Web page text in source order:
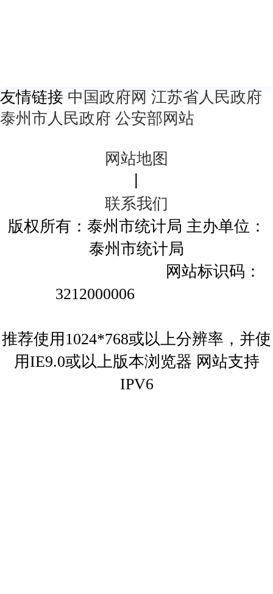
友情链接 中国政府网 江苏省人民政府
泰州市人民政府 公安部网站
网站地图
联系我们
版权所有：泰州市统计局 主办单位：
泰州市统计局
网站标识码：
3212000006
推荐使用1024*768或以上分辨率，并使
用IE9.0或以上版本浏览器 网站支持
IPV6